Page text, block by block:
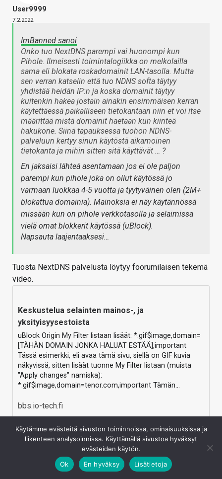
User9999
7.2.2022
ImBanned sanoi
Onko tuo NextDNS parempi vai huonompi kun
Pihole. Ilmeisesti toimintalogiikka on melkolailla
sama eli blokata roskadomainit LAN-tasolla. Mutta
sen verran katselin että tuo NDNS softa täytyy
yhdistää heidän IP:n ja koska domainit täytyy
kuitenkin hakea jostain ainakin ensimmäisen kerran
käytettäessä paikalliseen tietokantaan niin et voi itse
määrittää mistä domainit haetaan kun kiinteä
hakukone. Siinä tapauksessa tuohon NDNS-
palveluun kertyy sinun käytöstä aikamoinen
tietokanta ja mihin sitten sitä käyttävät … ?
En jaksaisi lähteä asentamaan jos ei ole paljon
parempi kun pihole joka on ollut käytössä jo
varmaan luokkaa 4-5 vuotta ja tyytyväinen olen (2M+
blokattua domainia). Mainoksia ei näy käytännössä
missään kun on pihole verkkotasolla ja selaimissa
vielä omat blokkerit käytössä (uBlock).
Napsauta laajentaaksesi…
Tuosta NextDNS palvelusta löytyy foorumilaisen tekemä
video.
Keskustelua selainten mainos-, ja
yksityisyysestoista
uBlock Origin My Filter listaan lisäät: *.gif$image,domain=
[TÄHÄN DOMAIN JONKA HALUAT ESTÄÄ],important
Tässä esimerkki, eli avaa tämä sivu, siellä on GIF kuvia
näkyvissä, sitten lisäät tuonne My Filter listaan (muista
"Apply changes" namiska):
*.gif$image,domain=tenor.com,important Tämän…
bbs.io-tech.fi
Kirjaudu sisään vastataksesi
Käytämme evästeitä sivuston toiminnoissa, ominaisuuksissa ja
liikenteen analysoinnissa. Käyttämällä sivustoa hyväksyt
evästeiden käytön.
Ok
En hyväksy Lisätietoja